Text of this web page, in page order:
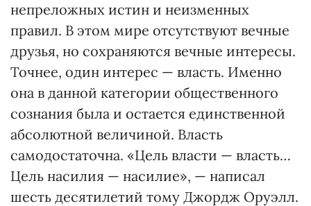
непреложных истин и неизменных
правил. В этом мире отсутствуют вечные
друзья, но сохраняются вечные интересы.
Точнее, один интерес — власть. Именно
она в данной категории общественного
сознания была и остается единственной
абсолютной величиной. Власть
самодостаточна. «Цель власти — власть…
Цель насилия — насилие», — написал
шесть десятилетий тому Джордж Оруэлл.